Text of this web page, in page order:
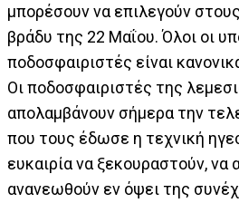
μπορέσουν να επιλεγούν
βράδυ της 22 Μαΐου. Όλοι οι
ποδοσφαιριστές είναι
Οι ποδοσφαιριστές της
απολαμβάνουν σήμερα την
που τους έδωσε η τεχνική
ευκαιρία να ξεκουραστούν, να
ανανεωθούν εν όψει της